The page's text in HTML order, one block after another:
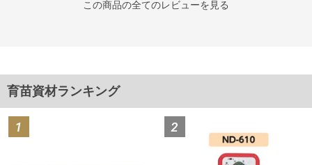
この商品の全てのレビューを見る
育苗資材ランキング